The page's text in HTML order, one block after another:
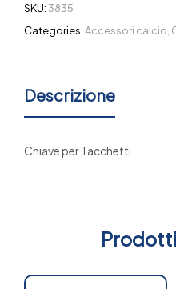
SKU: 3835
Categories:Accessori calcio
Descrizione
Chiave per Tacchetti